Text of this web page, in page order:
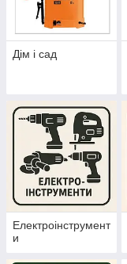
Дім і сад
Електроінструмент
и